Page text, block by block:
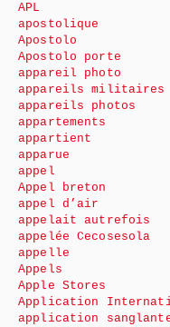
APL
apostolique
Apostolo
Apostolo porte
appareil photo
appareils militaires
appareils photos
appartements
appartient
apparue
appel
Appel breton
appel d’air
appelait autrefois
appelée Cecosesola
appelle
Appels
Apple Stores
Application
application